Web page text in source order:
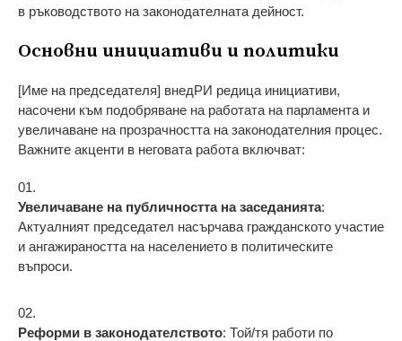
в ръководството на законодателната дейност.
Основни инициативи и политики
[Име на председателя] внедРИ редица инициативи,
насочени към подобряване на работата на парламента и
увеличаване на прозрачността на законодателния процес.
Важните акценти в неговата работа включват:
Увеличаване на публичността на заседанията:
Актуалният председател насърчава гражданското участие
и ангажираността на населението в политическите
въпроси.
Реформи в законодателството: Той/тя работи по